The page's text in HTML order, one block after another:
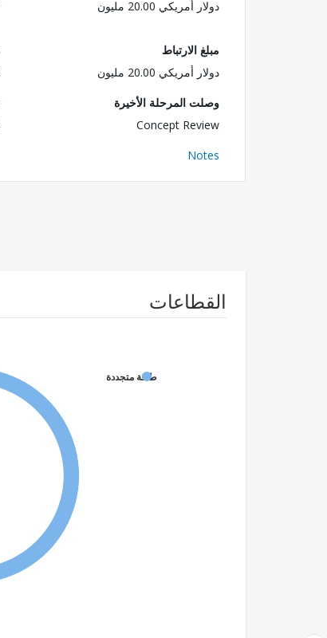
دولار أمريكي 20.00 مليون
مبلغ الارتباط
دولار أمريكي 20.00 مليون
وصلت المرحلة الأخيرة
Concept Review
Notes
القطاعات
طاقة متجددة